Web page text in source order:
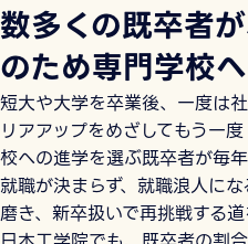
数多くの既卒者
のため専門学校
短大や大学を卒業後、一度は
リアアップをめざしてもう一
校への進学を選ぶ既卒者が毎
就職が決まらず、就職浪人に
磨き、新卒扱いで再挑戦する道